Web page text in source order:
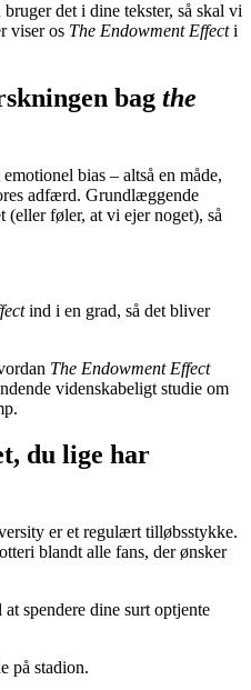
det i dine tekster, så skal vi
viser os The Endowment Effecti
bag the
bias – altså en måde,
adfærd. Grundlæggende
(eller føler, at vi ejer noget), så
ind i en grad, så det bliver
The Endowment Effect
videnskabeligt studie om
du lige har
er et regulært tilløbsstykke.
blandt alle fans, der ønsker
spendere dine surt optjente
på stadion.